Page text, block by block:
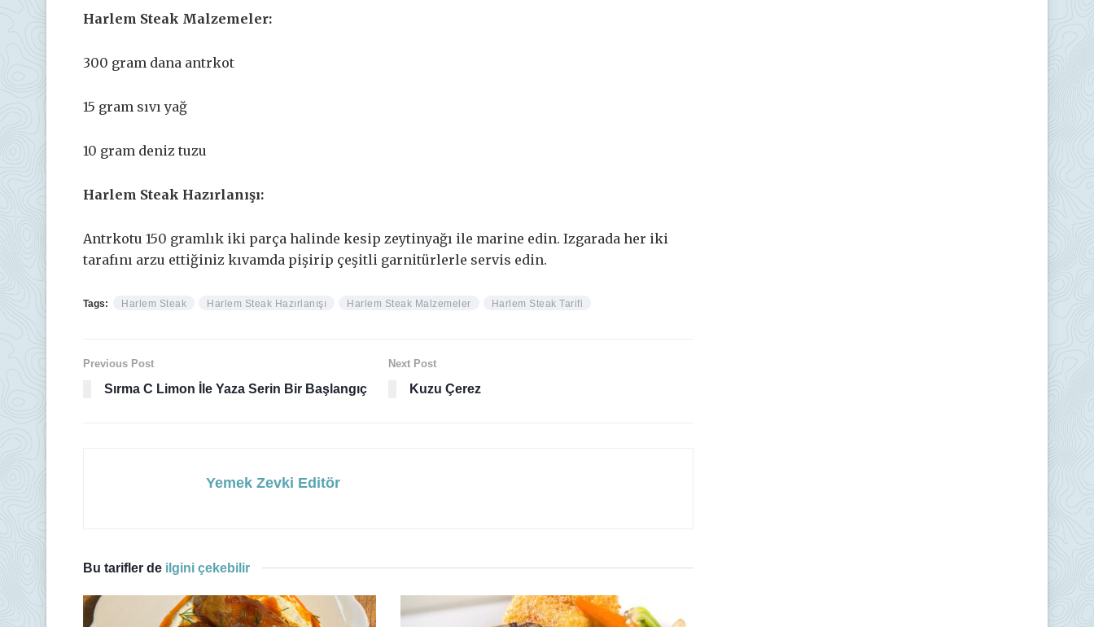
Harlem Steak Malzemeler:
300 gram dana antrkot
15 gram sıvı yağ
10 gram deniz tuzu
Harlem Steak Hazırlanışı:
Antrkotu 150 gramlık iki parça halinde kesip zeytinyağı ile marine edin. Izgarada her iki
tarafını arzu ettiğiniz kıvamda pişirip çeşitli garnitürlerle servis edin.
Tags: Harlem Steak Harlem Steak Hazırlanışı Harlem Steak Malzemeler Harlem Steak Tarifi
Previous Post
Sırma C Limon İle Yaza Serin Bir Başlangıç
Next Post
Kuzu Çerez
Yemek Zevki Editör
Bu tarifler de ilgini çekebilir